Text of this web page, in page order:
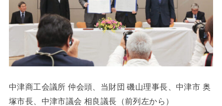
中津商工会議所 仲会頭、当財団 磯山理事長、中津市 奥
塚市長、中津市議会 相良議長（前列左から）